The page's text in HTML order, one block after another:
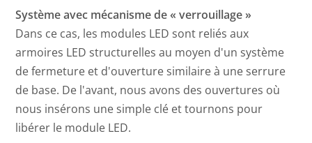
Système avec mécanisme de « verrouillage »
Dans ce cas, les modules LED sont reliés aux
armoires LED structurelles au moyen d'un système
de fermeture et d'ouverture similaire à une serrure
de base. De l'avant, nous avons des ouvertures où
nous insérons une simple clé et tournons pour
libérer le module LED.